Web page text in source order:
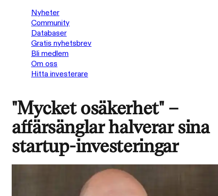
Nyheter
Community
Databaser
Gratis nyhetsbrev
Bli medlem
Om oss
Hitta investerare
"Mycket osäkerhet" –
affärsänglar halverar sina
startup-investeringar